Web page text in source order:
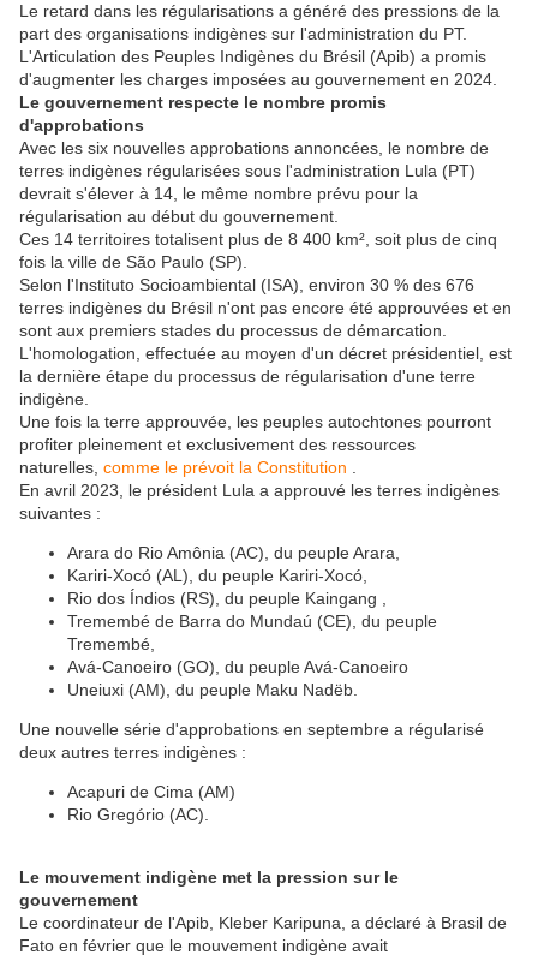
Le retard dans les régularisations a généré des pressions de la
part des organisations indigènes sur l'administration du PT.
L'Articulation des Peuples Indigènes du Brésil (Apib) a promis
d'augmenter les charges imposées au gouvernement en 2024.
Le gouvernement respecte le nombre promis
d'approbations
Avec les six nouvelles approbations annoncées, le nombre de
terres indigènes régularisées sous l'administration Lula (PT)
devrait s'élever à 14, le même nombre prévu pour la
régularisation au début du gouvernement.
Ces 14 territoires totalisent plus de 8 400 km², soit plus de cinq
fois la ville de São Paulo (SP).
Selon l'Instituto Socioambiental (ISA), environ 30 % des 676
terres indigènes du Brésil n'ont pas encore été approuvées et en
sont aux premiers stades du processus de démarcation.
L'homologation, effectuée au moyen d'un décret présidentiel, est
la dernière étape du processus de régularisation d'une terre
indigène.
Une fois la terre approuvée, les peuples autochtones pourront
profiter pleinement et exclusivement des ressources
naturelles, comme le prévoit la Constitution
En avril 2023, le président Lula a approuvé les terres indigènes
suivantes :
Arara do Rio Amônia (AC), du peuple Arara,
Kariri-Xocó (AL), du peuple Kariri-Xocó,
Rio dos Índios (RS), du peuple Kaingang ,
Tremembé de Barra do Mundaú (CE), du peuple
Tremembé,
Avá-Canoeiro (GO), du peuple Avá-Canoeiro
Uneiuxi (AM), du peuple Maku Nadëb.
Une nouvelle série d'approbations en septembre a régularisé
deux autres terres indigènes :
Acapuri de Cima (AM)
Rio Gregório (AC).
Le mouvement indigène met la pression sur le
gouvernement
Le coordinateur de l'Apib, Kleber Karipuna, a déclaré à Brasil de
Fato en février que le mouvement indigène avait